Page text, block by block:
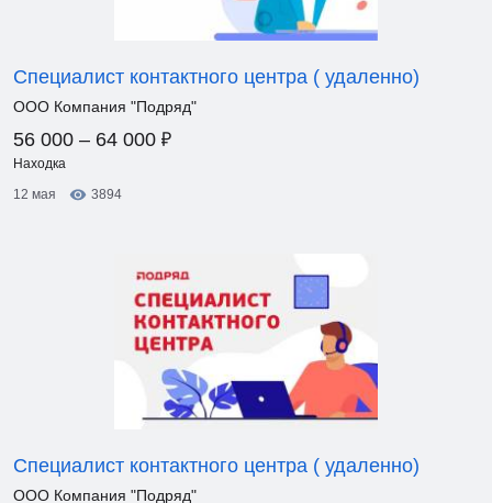
Специалист контактного центра ( удаленно)
ООО Компания "Подряд"
56 000 – 64 000 ₽
Находка
12 мая
3894
Специалист контактного центра ( удаленно)
ООО Компания "Подряд"